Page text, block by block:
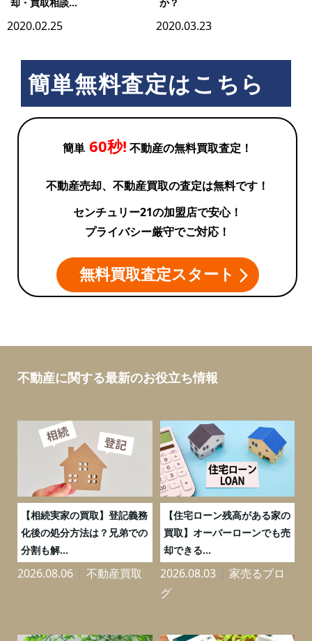
2020.02.25 2020.03.23
簡単無料査定はこちら
簡単 60秒! 不動産の無料買取査定！
不動産売却、不動産買取の査定は無料です！
センチュリー21の加盟店で安心！
プライバシー厳守でご対応！
無料買取査定スタート
不動産に関する最新のお役立ち情報
【相続実家の買取】登記義務
化後の処分方法は？兄弟での
分割も解...
2026.08.06 不動産買取
【住宅ローン残高がある家の
買取】オーバーローンでも売
却できる...
2026.08.03
家売るブロ